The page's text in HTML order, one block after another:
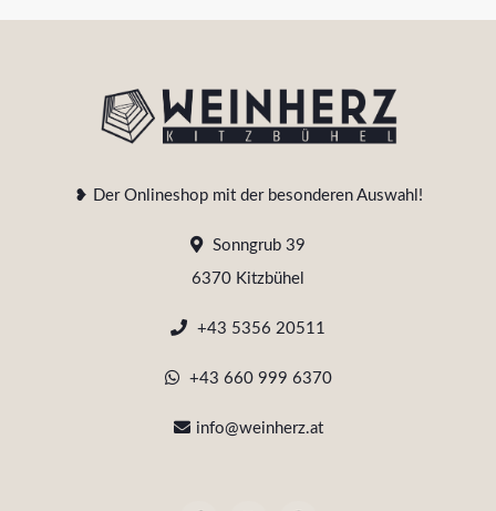
❥ Der Onlineshop mit der besonderen Auswahl!
Sonngrub 39
6370 Kitzbühel
+43 5356 20511
+43 660 999 6370
info@weinherz.at